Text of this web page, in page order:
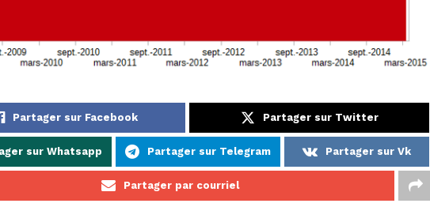
Partager sur Facebook Partager sur Twitter
sur Whatsapp Partager sur Telegram Partager sur Vk
Partager par courriel